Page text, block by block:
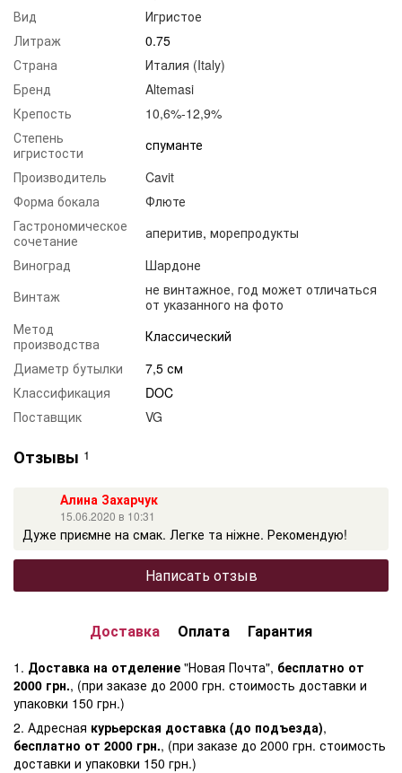
Вид
Игристое
Литраж
0.75
Страна
Италия (Italy)
Бренд
Altemasi
Крепость
10,6%-12,9%
Степень
игристости
спуманте
Производитель
Cavit
Форма бокала
Флюте
Гастрономическое
сочетание
аперитив, морепродукты
Виноград
Шардоне
Винтаж
не винтажное, год может отличаться
от указанного на фото
Метод
производства
Классический
Диаметр бутылки
7,5 см
Классификация
DOC
Поставщик
VG
Отзывы 1
Алина Захарчук
15.06.2020 в 10:31
Дуже приємне на смак. Легке та ніжне. Рекомендую!
Написать отзыв
Доставка Оплата Гарантия
1. Доставка на отделение "Новая Почта", бесплатно от
2000 грн., (при заказе до 2000 грн. стоимость доставки и
упаковки 150 грн.)
2. Адресная курьерская доставка (до подъезда),
бесплатно от 2000 грн., (при заказе до 2000 грн. стоимость
доставки и упаковки 150 грн.)